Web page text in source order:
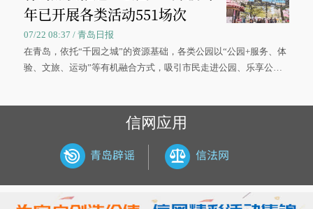
年已开展各类活动551场次
07/22 08:37 / 青岛日报
在青岛，依托“千园之城”的资源基础，各类公园以“公园+服务、体
验、文旅、运动”等有机融合方式，吸引市民走进公园、乐享公
信网应用